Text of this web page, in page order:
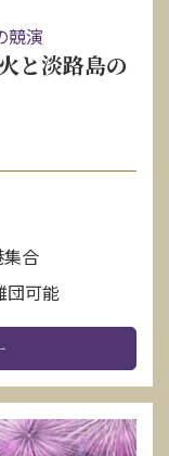
競演
と淡路島の
合
団可能